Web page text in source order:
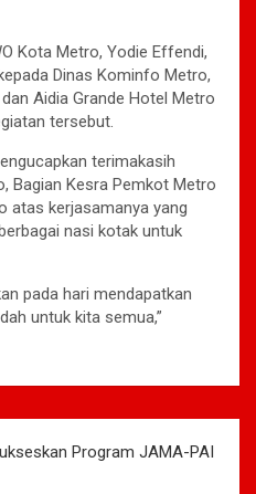
Kota Metro, Yodie Effendi,
Dinas Kominfo Metro,
Aidia Grande Hotel Metro
tersebut.
terimakasih
Bagian Kesra Pemkot Metro
atas kerjasamanya yang
nasi kotak untuk
pada hari mendapatkan
untuk kita semua,”
Program JAMA-PAI